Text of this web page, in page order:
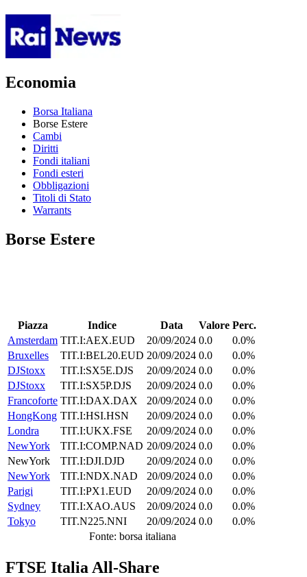
Economia
Borsa Italiana
Borse Estere
Cambi
Diritti
Fondi italiani
Fondi esteri
Obbligazioni
Titoli di Stato
Warrants
Borse Estere
Piazza Indice Data Valore Perc.
Amsterdam TIT.I:AEX.EUD 20/09/2024 0.0
0.0%
Bruxelles
TIT.I:BEL20.EUD 20/09/2024 0.0
0.0%
DJStoxx
TIT.I:SX5E.DJS 20/09/2024 0.0
0.0%
DJStoxx
TIT.I:SX5P.DJS 20/09/2024 0.0
0.0%
Francoforte TIT.I:DAX.DAX 20/09/2024 0.0
0.0%
HongKong TIT.I:HSI.HSN 20/09/2024 0.0
0.0%
Londra
TIT.I:UKX.FSE 20/09/2024 0.0
0.0%
NewYork
TIT.I:COMP.NAD 20/09/2024 0.0
0.0%
NewYork
TIT.I:DJI.DJD 20/09/2024 0.0
0.0%
NewYork
TIT.I:NDX.NAD 20/09/2024 0.0
0.0%
Parigi
TIT.I:PX1.EUD 20/09/2024 0.0
0.0%
Sydney
TIT.I:XAO.AUS 20/09/2024 0.0
0.0%
Tokyo
TIT.N225.NNI 20/09/2024 0.0
0.0%
Fonte: borsa italiana
FTSE Italia All-Share